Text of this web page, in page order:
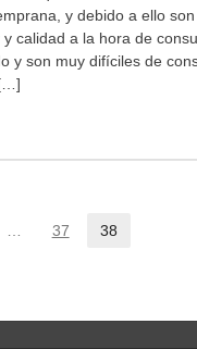
y debido a ello
calidad a la hora de
y son muy difíciles de
Page
37 Page
38